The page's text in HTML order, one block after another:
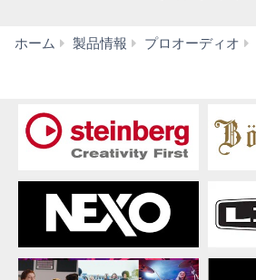
ホーム 製品情報 プロオーディオ